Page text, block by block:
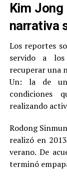
Kim Jong
narrativa
Los reportes
servido a los
recuperar una
Un: la de un
condiciones
realizando
Rodong
realizó en
verano. De
terminó